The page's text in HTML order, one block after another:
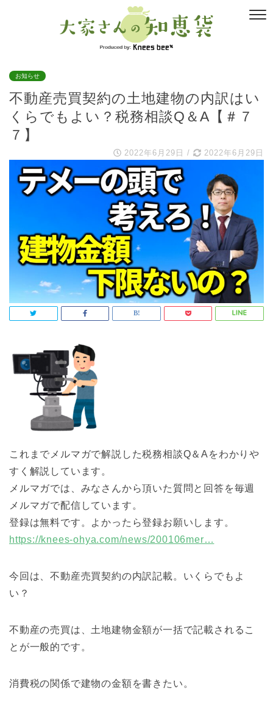
お知らせ
不動産売買契約の土地建物の内訳はい
くらでもよい？税務相談Q＆A【＃７
７】
2022年6月29日 / 2022年6月29日
これまでメルマガで解説した税務相談Q＆Aをわかりや
すく解説しています。
メルマガでは、みなさんから頂いた質問と回答を毎週
メルマガで配信しています。
登録は無料です。よかったら登録お願いします。
https://knees-ohya.com/news/200106mer…
今回は、不動産売買契約の内訳記載。いくらでもよ
い？
不動産の売買は、土地建物金額が一括で記載されるこ
とが一般的です。
消費税の関係で建物の金額を書きたい。